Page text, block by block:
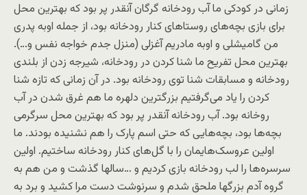
زمانی در کودکی ما آب رودخانه گرگان آنقدر پر بود که بهترین محل
برای بازی بچه‌های روستاهای کنار رودخانه بود، از جمله اوبه پدری
من گامیشلی و اوبه مادریم آغزلی (منزل جدم خواجه نفس و…).
بهترین محل تفریح ما شنا کردن در رودخانه، شیرجه زدن از بلندی
رودخانه و مسابقات شنا توی رودخانه بود. در آن زمانی که تازه شنا
کردن را یاد می‌گرفتیم بزرگترین دلهره ما هم غرق شدن در آب
روخانه بود. آب رودخانه آنقدر پر بود که بهترین محل سرگرمی
بچه‌ها بود، بچه‌هایی که حتی اسم پارک را هم نشنیده بودند. ما
اولین عروسک‌هایمان را با گل‌های کنار رودخانه ساختیم. اولین
سرسره‌ها را لب رودخانه بازی کردیم و …سالها گذشت و من هم به
گروه آدم بزرگها ملحق شدم و سرنوشت دست مرا کشید و برد به